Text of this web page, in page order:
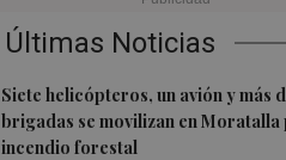
Últimas Noticias
Siete helicópteros, un avión y más
brigadas se movilizan en Moratalla
incendio forestal